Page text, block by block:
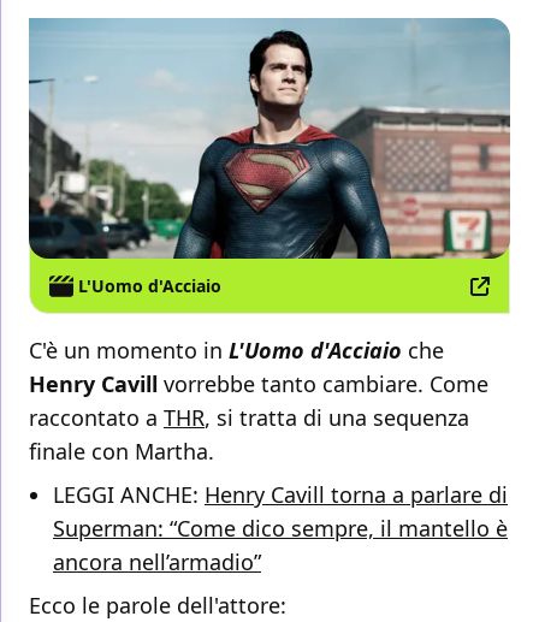
L'Uomo d'Acciaio
C'è un momento in L'Uomo d'Acciaio che
Henry Cavill vorrebbe tanto cambiare. Come
raccontato a THR, si tratta di una sequenza
finale con Martha.
LEGGI ANCHE: Henry Cavill torna a parlare di
Superman: “Come dico sempre, il mantello è
ancora nell’armadio”
Ecco le parole dell'attore: